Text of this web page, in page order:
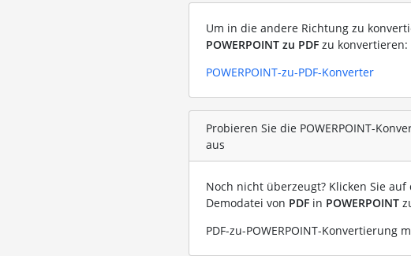
Um in die andere Richtung zu
POWERPOINT zu PDF zu konvertieren:
POWERPOINT-zu-PDF-Konverter
Probieren Sie die POWERPOINT-
aus
Noch nicht überzeugt? Klicken Sie
Demodatei von PDF in POWERPOINT
PDF-zu-POWERPOINT-Konvertierung